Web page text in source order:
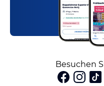
Besuchen